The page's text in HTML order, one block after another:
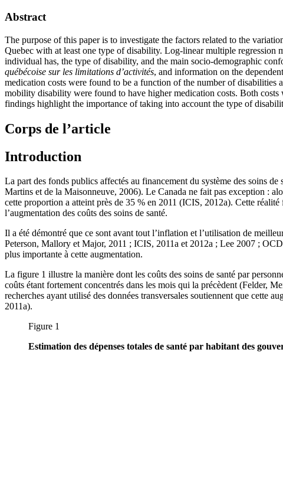
Abstract
The purpose of this paper is to investigate the factors related to the
Quebec with at least one type of disability. Log-linear multiple regression
individual has, the type of disability, and the main socio-demographic
québécoise sur les limitations d’activités, and information on the
medication costs were found to be a function of the number of
mobility disability were found to have higher medication costs. Both
findings highlight the importance of taking into account the type of
Corps de l’article
Introduction
La part des fonds publics affectés au financement du système des soins
Martins et de la Maisonneuve, 2006). Le Canada ne fait pas exception :
cette proportion a atteint près de 35 % en 2011 (ICIS, 2012a). Cette
l’augmentation des coûts des soins de santé.
Il a été démontré que ce sont avant tout l’inflation et l’utilisation de
Peterson, Mallory et Major, 2011 ; ICIS, 2011a et 2012a ; Lee 2007 ;
plus importante à cette augmentation.
La figure 1 illustre la manière dont les coûts des soins de santé par
coûts étant fortement concentrés dans les mois qui la précèdent (Felder,
recherches ayant utilisé des données transversales soutiennent que cette
2011a).
Figure 1
Estimation des dépenses totales de santé par habitant des